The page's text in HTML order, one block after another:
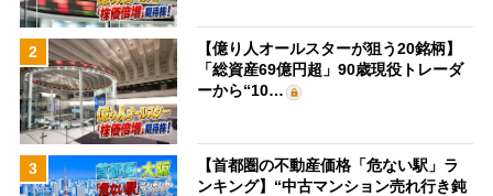
2
【億り人オールスターが狙う20銘柄】
「総資産69億円超」90歳現役トレーダ
ーから“10…
3
【首都圏の不動産価格「危ない駅」ラ
ンキング】“中古マンション売れ行き鈍